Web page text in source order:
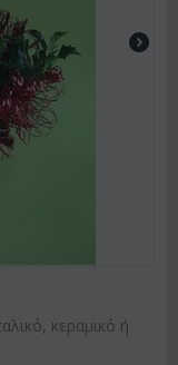
κεραμικό ή